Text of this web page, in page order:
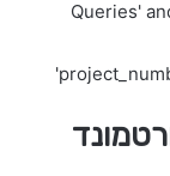
Queries'